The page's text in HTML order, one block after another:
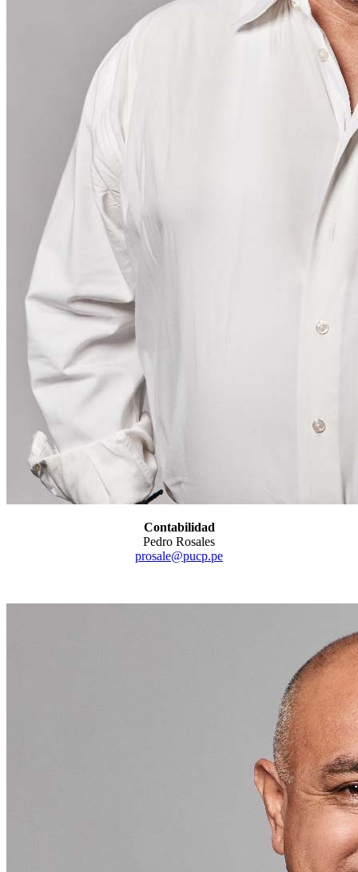
Contabilidad
Pedro Rosales
prosale@pucp.pe